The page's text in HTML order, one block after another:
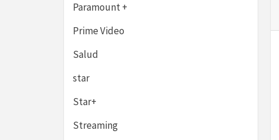
Paramount +
Prime Video
Salud
star
Star+
Streaming